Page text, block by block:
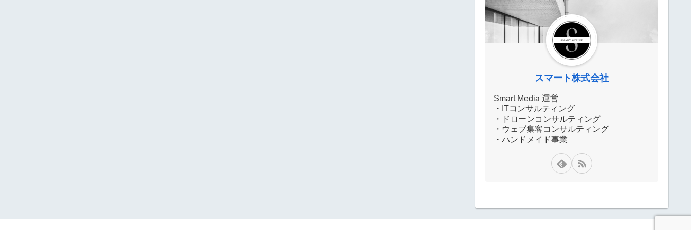
スマート株式会社
Smart Media 運営
・ITコンサルティング
・ドローンコンサルティング
・ウェブ集客コンサルティング
・ハンドメイド事業